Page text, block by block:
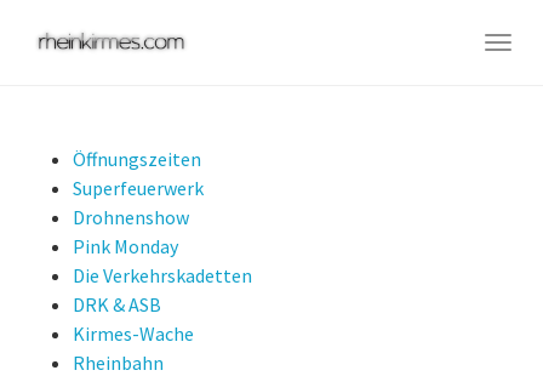
Öffnungszeiten
Superfeuerwerk
Drohnenshow
Pink Monday
Die Verkehrskadetten
DRK & ASB
Kirmes-Wache
Rheinbahn